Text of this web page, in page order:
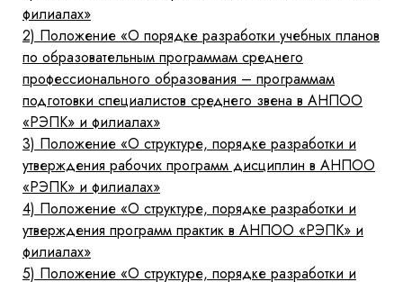
филиалах»
2) Положение «О порядке разработки учебных планов
по образовательным программам среднего
профессионального образования – программам
подготовки специалистов среднего звена в АНПОО
«РЭПК» и филиалах»
3) Положение «О структуре, порядке разработки и
утверждения рабочих программ дисциплин в АНПОО
«РЭПК» и филиалах»
4) Положение «О структуре, порядке разработки и
утверждения программ практик в АНПОО «РЭПК» и
филиалах»
5) Положение «О структуре, порядке разработки и